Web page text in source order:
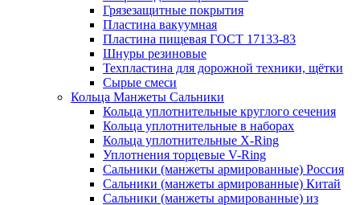
Грязезащитные покрытия
Пластина вакуумная
Пластина пищевая ГОСТ 17133-83
Шнуры резиновые
Техпластина для дорожной техники, щётки
Сырые смеси
Кольца Манжеты Сальники
Кольца уплотнительные круглого сечения
Кольца уплотнительные в наборах
Кольца уплотнительные Х-Ring
Уплотнения торцевые V-Ring
Сальники (манжеты армированные) Россия
Сальники (манжеты армированные) Китай
Сальники (манжеты армированные) из